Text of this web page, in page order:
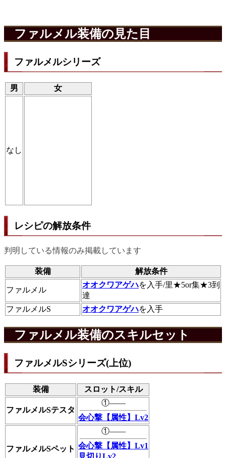
ファルメル装備の見た目
ファルメルシリーズ
男 女
なし
レシピの解放条件
判明している情報のみ掲載しています
装備 解放条件
ファルメル
オオクワアゲハを入手/里★5or集★3到
達
ファルメルS
オオクワアゲハを入手
ファルメル装備のスキルセット
ファルメルSシリーズ(上位)
装備 スロット/スキル
ファルメルSテスタ
①――
会心撃【属性】Lv2
ファルメルSペット
①――
会心撃【属性】Lv1